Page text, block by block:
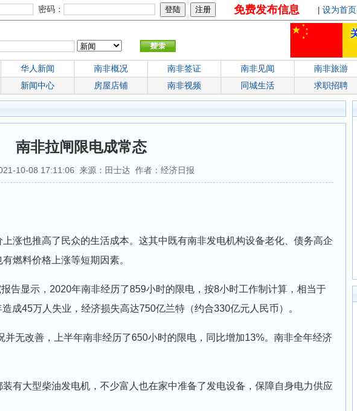
密码： 免费发布信息 | 设为首页
华人新闻 南非概况 南非签证 南非见闻 南非旅游
新闻中心 房屋店铺 南非视频 同城生活 求职招聘
南非拉闸限电成常态
10-08 17:11:06 来源：田士达 作者：经济日报
涨也推高了民众的生活成本。这其中既有南非发电机构设备老化、债务高企
燃料价格上涨等短期因素。
告显示，2020年南非经历了859小时的限电，按8小时工作制计算，相当于
成45万人失业，经济损失高达750亿兰特（约合330亿元人民币）。
并无改善，上半年南非经历了650小时的限电，同比增加13%。南非全年经济
有大型柴油发电机，不少富人也在家中准备了发电设备，保障自身电力供应